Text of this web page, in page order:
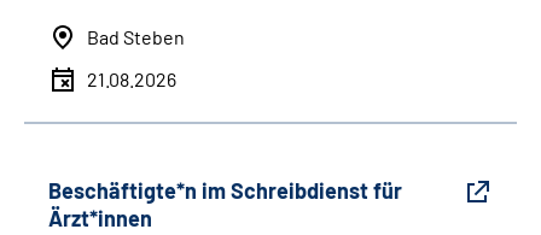
Bad Steben
21.08.2026
Beschäftigte*n im Schreibdienst für
Ärzt*innen